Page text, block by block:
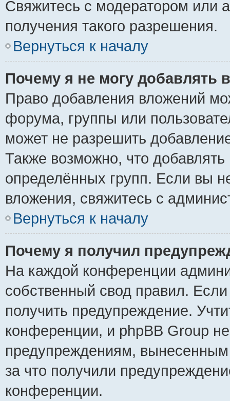
Свяжитесь с модератором или
получения такого разрешения.
Вернуться к началу
Почему я не могу добавлять
Право добавления вложений
форума, группы или
может не разрешить
Также возможно, что
определённых групп. Если вы
вложения, свяжитесь с
Вернуться к началу
Почему я получил
На каждой конференции
собственный свод правил.
получить предупреждение.
конференции, и phpBB Group
предупреждениям,
за что получили
конференции.